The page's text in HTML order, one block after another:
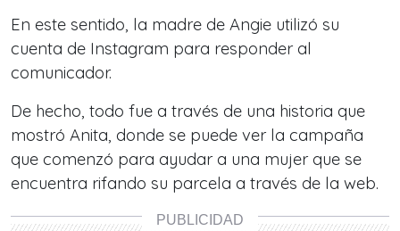
En este sentido, la madre de Angie utilizó su
cuenta de Instagram para responder al
comunicador.
De hecho, todo fue a través de una historia que
mostró Anita, donde se puede ver la campaña
que comenzó para ayudar a una mujer que se
encuentra rifando su parcela a través de la web.